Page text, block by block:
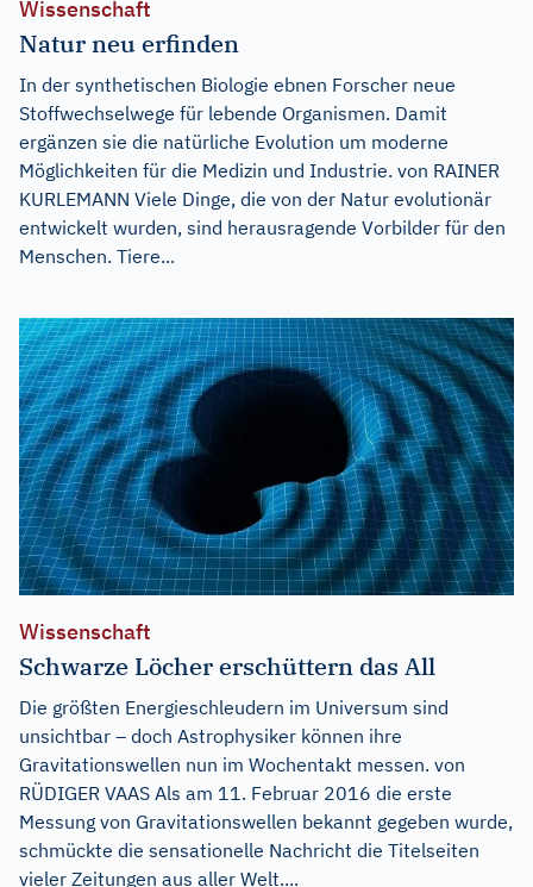
Wissenschaft
Natur neu erfinden
In der synthetischen Biologie ebnen Forscher neue
Stoffwechselwege für lebende Organismen. Damit
ergänzen sie die natürliche Evolution um moderne
Möglichkeiten für die Medizin und Industrie. von RAINER
KURLEMANN Viele Dinge, die von der Natur evolutionär
entwickelt wurden, sind herausragende Vorbilder für den
Menschen. Tiere...
Wissenschaft
Schwarze Löcher erschüttern das All
Die größten Energieschleudern im Universum sind
unsichtbar – doch Astrophysiker können ihre
Gravitationswellen nun im Wochentakt messen. von
RÜDIGER VAAS Als am 11. Februar 2016 die erste
Messung von Gravitationswellen bekannt gegeben wurde,
schmückte die sensationelle Nachricht die Titelseiten
vieler Zeitungen aus aller Welt....